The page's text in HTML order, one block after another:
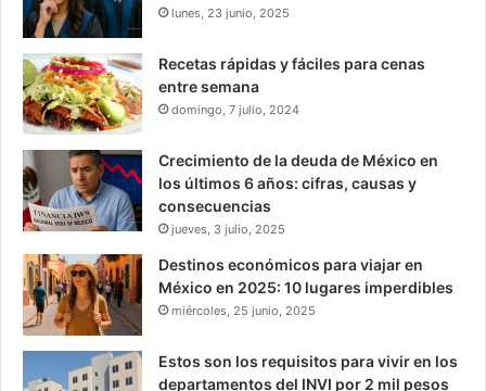
lunes, 23 junio, 2025
Recetas rápidas y fáciles para cenas
entre semana
domingo, 7 julio, 2024
Crecimiento de la deuda de México en
los últimos 6 años: cifras, causas y
consecuencias
jueves, 3 julio, 2025
Destinos económicos para viajar en
México en 2025: 10 lugares imperdibles
miércoles, 25 junio, 2025
Estos son los requisitos para vivir en los
departamentos del INVI por 2 mil pesos